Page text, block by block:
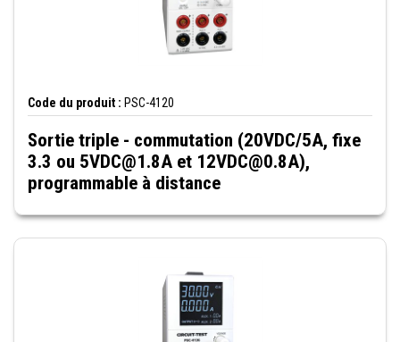
Code du produit : PSC-4120
Sortie triple - commutation (20VDC/5A, fixe
3.3 ou 5VDC@1.8A et 12VDC@0.8A),
programmable à distance